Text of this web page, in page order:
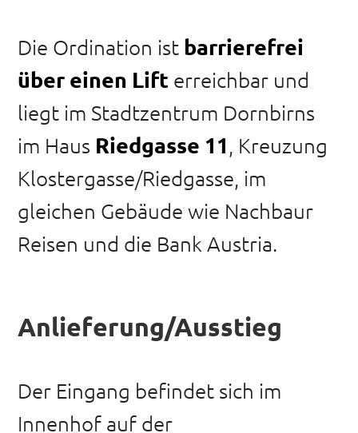
Die Ordination ist barrierefrei
über einen Lift erreichbar und
liegt im Stadtzentrum Dornbirns
im Haus Riedgasse 11 , Kreuzung
Klostergasse/Riedgasse, im
gleichen Gebäude wie Nachbaur
Reisen und die Bank Austria.
Anlieferung/Ausstieg
Der Eingang befindet sich im
Innenhof auf der